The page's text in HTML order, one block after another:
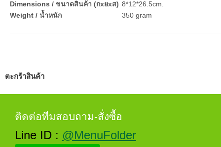
Dimensions / ขนาดสินค้า (กxยxส) 8*12*26.5cm.
Weight / น้ำหนัก
350 gram
ตะกร้าสินค้า
ติดต่อทีมสอบถาม-สั่งซื้อ
Line ID : @MenuFolder